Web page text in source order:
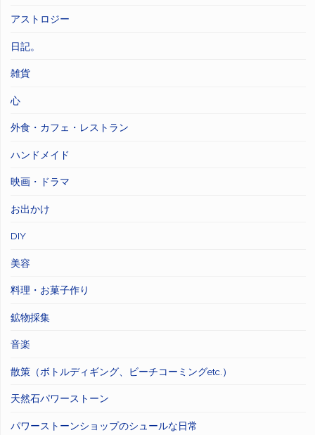
アストロジー
日記。
雑貨
心
外食・カフェ・レストラン
ハンドメイド
映画・ドラマ
お出かけ
DIY
美容
料理・お菓子作り
鉱物採集
音楽
散策（ボトルディギング、ビーチコーミングetc.）
天然石パワーストーン
パワーストーンショップのシュールな日常